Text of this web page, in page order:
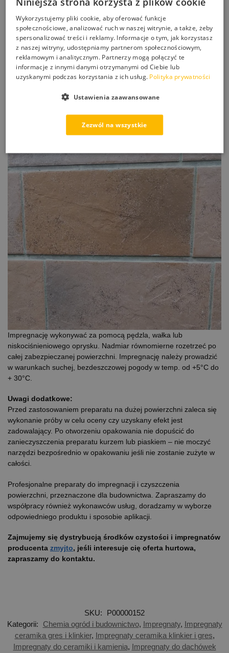
nakładania)
Zastosowanie:
– ceramika
– cegła
– klinkier
– chłonne kamienie naturalne
Impregnację wykonywać za pomocą pędzla, wałka lub
niskociśnieniowego oprysku. Nadmiar równomierne rozetrzeć po
całej zabezpieczanej powierzchni. Impregnację należy prowadzić
w warunkach suchej, bezdeszczowej pogody w temp. od +5°C do
+ 30°C.
Uwagi dodatkowe:
Przed zastosowaniem preparatu na dużej powierzchni zaleca się
wykonanie próby w celu oceny czy uzyskany efekt jest
zadowalający. Po otworzeniu opakowania nie dopuścić do
zanieczyszczenia preparatu kurzem lub piaskiem – nie moczyć
narzędzi bezpośrednio w opakowaniu jeśli nie zostanie zużyte w
całości.
Profesjonalne preparaty do impregnacji i czyszczenia
powierzchni, przeznaczone dla budownictwa. Zapraszamy do
współpracy również wykonawców usług, doradzamy w wyborze
odpowiedniego produktu i sposobie aplikacji.
Zajmujemy się dystrybucją środków czystości i impregnatów
producenta zmyjto, jeśli interesuje cię oferta hurtowa,
zapraszamy do kontaktu.
SKU:
P00000152
Kategorii:
Chemia ogród i budownictwo, Impregnaty, Impregnaty
ceramika gres i klinkier, Impregnaty ceramika klinkier i gres,
Impregnaty do ceramiki i kamienia, Impregnaty do dachówek
Wykorzystujemy pliki cookie, aby oferować funkcje
społecznościowe, analizować ruch w naszej witrynie, a także, żeby
spersonalizować treści i reklamy. Informacje o tym, jak korzystasz
z naszej witryny, udostępniamy partnerom społecznościowym,
reklamowym i analitycznym. Partnerzy mogą połączyć te
informacje z innymi danymi otrzymanymi od Ciebie lub
uzyskanymi podczas korzystania z ich usług. Polityka prywatności
Zezwól na wszystkie
Ustawienia zaawansowane